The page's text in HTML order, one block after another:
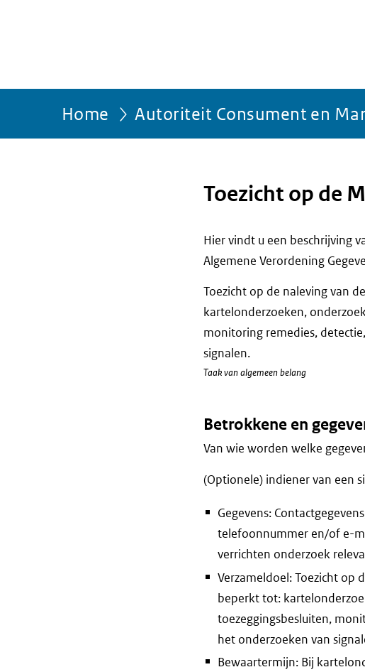
Home Autoriteit Consument en
Toezicht op de
Hier vindt u een beschrijving
Algemene Verordening
Toezicht op de naleving van
kartelonderzoeken,
monitoring remedies,
signalen.
Taak van algemeen belang
Betrokkene en
Van wie worden welke
(Optionele) indiener van een
Gegevens:
telefoonnummer en/of e-
verrichten onderzoek
Verzameldoel: Toezicht op
beperkt tot:
toezeggingsbesluiten,
het onderzoeken van
Bewaartermijn: Bij